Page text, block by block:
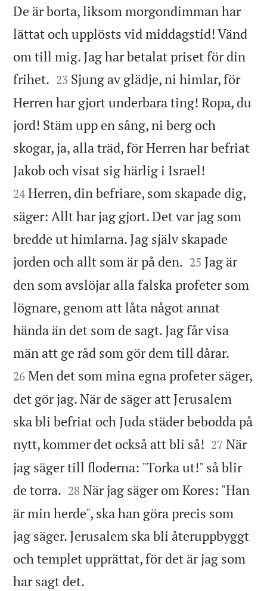
De är borta, liksom morgondimman har
lättat och upplösts vid middagstid! Vänd
om till mig. Jag har betalat priset för din
frihet. 

23 Sjung av glädje, ni himlar, för
Herren har gjort underbara ting! Ropa, du
jord! Stäm upp en sång, ni berg och
skogar, ja, alla träd, för Herren har befriat
Jakob och visat sig härlig i Israel!
24 Herren, din befriare, som skapade dig,
säger: Allt har jag gjort. Det var jag som
bredde ut himlarna. Jag själv skapade
jorden och allt som är på den. 

25 Jag är
den som avslöjar alla falska profeter som
lögnare, genom att låta något annat
hända än det som de sagt. Jag får visa
män att ge råd som gör dem till dårar.
26 Men det som mina egna profeter säger,
det gör jag. När de säger att Jerusalem
ska bli befriat och Juda städer bebodda på
nytt, kommer det också att bli så! 

27 När
jag säger till floderna: "Torka ut!" så blir
de torra. 

28 När jag säger om Kores: "Han
är min herde", ska han göra precis som
jag säger. Jerusalem ska bli återuppbyggt
och templet upprättat, för det är jag som
har sagt det.